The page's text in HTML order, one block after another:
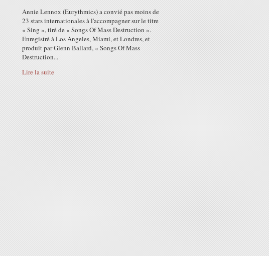
Annie Lennox (Eurythmics) a convié pas moins de
23 stars internationales à l'accompagner sur le titre
« Sing », tiré de « Songs Of Mass Destruction ».
Enregistré à Los Angeles, Miami, et Londres, et
produit par Glenn Ballard, « Songs Of Mass
Destruction...
Lire la suite